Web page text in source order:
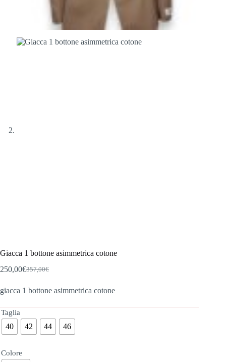
Giacca 1 bottone asimmetrica cotone
357,00€
Il
originale
250,00€Il
attuale
giacca 1 bottone asimmetrica cotone
Taglia
40 42 44 46
Colore